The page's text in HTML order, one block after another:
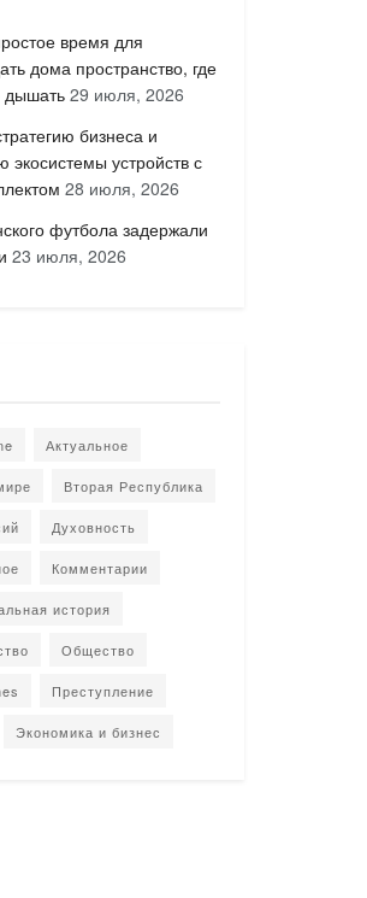
время для
дома пространство, где
дышать29 июля, 2026
бизнеса и
экосистемы устройств с
28 июля, 2026
футбола задержали
23 июля, 2026
Актуальное
Вторая Республика
Духовность
Комментарии
история
Общество
Преступление
Экономика и бизнес